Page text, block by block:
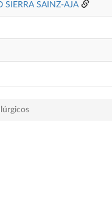
SIERRA SAINZ-AJA